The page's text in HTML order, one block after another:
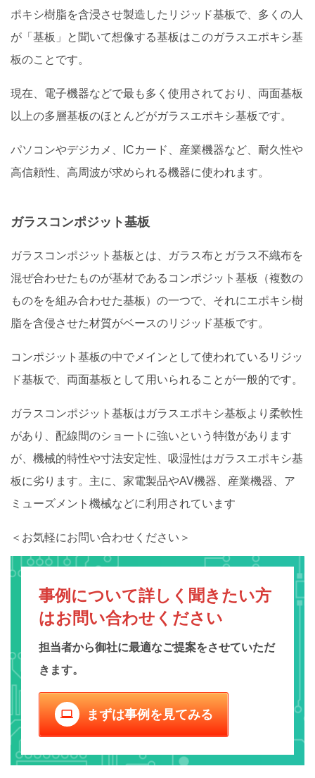
ポキシ樹脂を含浸させ製造したリジッド基板で、多くの人
が「基板」と聞いて想像する基板はこのガラスエポキシ基
板のことです。
現在、電子機器などで最も多く使用されており、両面基板
以上の多層基板のほとんどがガラスエポキシ基板です。
パソコンやデジカメ、ICカード、産業機器など、耐久性や
高信頼性、高周波が求められる機器に使われます。
ガラスコンポジット基板
ガラスコンポジット基板とは、ガラス布とガラス不織布を
混ぜ合わせたものが基材であるコンポジット基板（複数の
ものをを組み合わせた基板）の一つで、それにエポキシ樹
脂を含侵させた材質がベースのリジッド基板です。
コンポジット基板の中でメインとして使われているリジッ
ド基板で、両面基板として用いられることが一般的です。
ガラスコンポジット基板はガラスエポキシ基板より柔軟性
があり、配線間のショートに強いという特徴があります
が、機械的特性や寸法安定性、吸湿性はガラスエポキシ基
板に劣ります。主に、家電製品やAV機器、産業機器、ア
ミューズメント機械などに利用されています
＜お気軽にお問い合わせください＞
事例について詳しく聞きたい方
はお問い合わせください
担当者から御社に最適なご提案をさせていただ
きます。
computer まずは事例を見てみる